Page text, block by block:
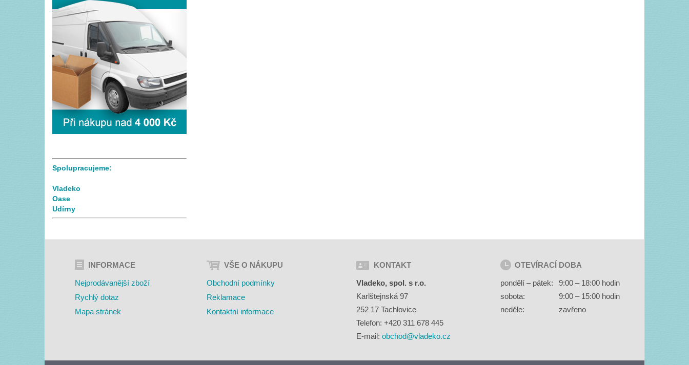
Spolupracujeme:
Vladeko
Oase
Udírny
INFORMACE
Nejprodávanější zboží
Rychlý dotaz
Mapa stránek
VŠE O NÁKUPU
Obchodní podmínky
Reklamace
Kontaktní informace
KONTAKT
Vladeko, spol. s r.o.
Karlštejnská 97
252 17 Tachlovice
Telefon: +420 311 678 445
E-mail:obchod@vladeko.cz
OTEVÍRACÍ DOBA
pondělí – pátek:
9:00 – 18:00 hodin
sobota:
9:00 – 15:00 hodin
neděle:
zavřeno